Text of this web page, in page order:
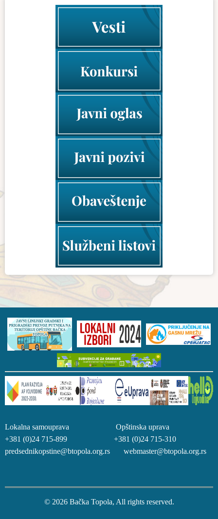
Lokalna samouprava Opštinska uprava
+381 (0)24 715-899 +381 (0)24 715-310
predsednikopstine@btopola.org.rs webmaster@btopola.org.rs
© 2026 Bačka Topola, All rights reserved.